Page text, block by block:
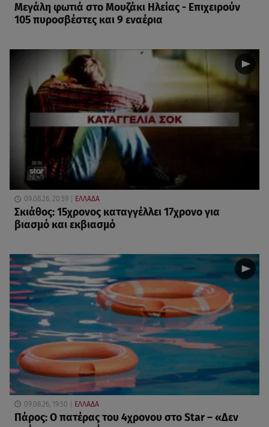
Μεγάλη φωτιά στο Μουζάκι Ηλείας - Επιχειρούν
105 πυροσβέστες και 9 εναέρια
09.08.26, 20:59 ΕΛΛΑΔΑ
Σκιάθος: 15χρονος καταγγέλλει 17χρονο για
βιασμό και εκβιασμό
09.08.26, 19:50 ΕΛΛΑΔΑ
Πάρος: Ο πατέρας του 4χρονου στο Star – «Δεν